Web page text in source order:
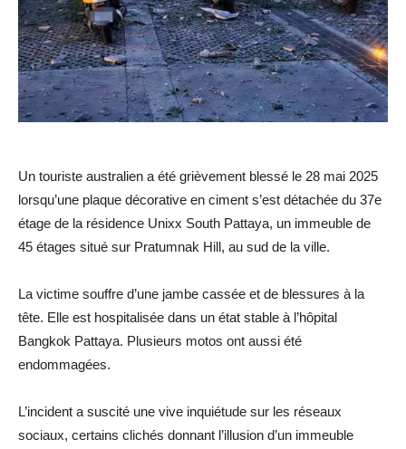
Un touriste australien a été grièvement blessé le 28 mai 2025
lorsqu’une plaque décorative en ciment s’est détachée du 37e
étage de la résidence Unixx South Pattaya, un immeuble de
45 étages situé sur Pratumnak Hill, au sud de la ville.
La victime souffre d’une jambe cassée et de blessures à la
tête. Elle est hospitalisée dans un état stable à l’hôpital
Bangkok Pattaya. Plusieurs motos ont aussi été
endommagées.
L’incident a suscité une vive inquiétude sur les réseaux
sociaux, certains clichés donnant l’illusion d’un immeuble